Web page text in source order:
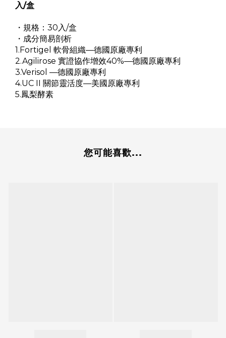
入/盒
・規格：30入/盒
・成分簡易剖析
1.Fortigel 軟骨組織—德國原廠專利
2.Agilirose 實證協作增效40%—德國原廠專利
3.Verisol —德國原廠專利
4.UC II 關節靈活度—美國原廠專利
5.鳳梨酵素
您可能喜歡...